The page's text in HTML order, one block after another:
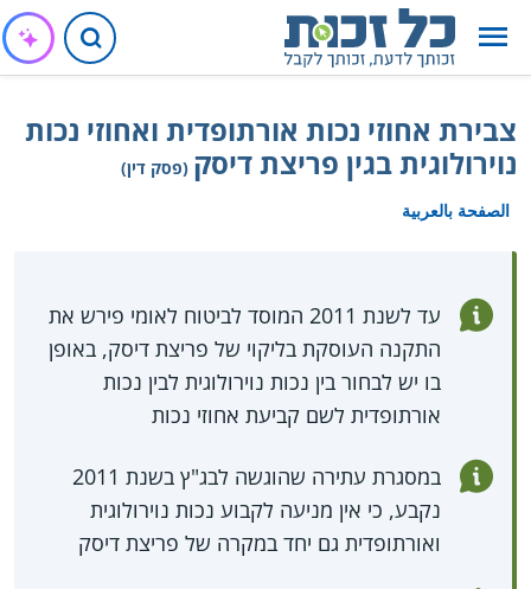
צבירת אחוזי נכות אורתופדית ואחוזי נכות
נוירולוגית בגין פריצת דיסק (פסק דין)
الصفحة بالعربية
עד לשנת 2011 המוסד לביטוח לאומי פירש את
התקנה העוסקת בליקוי של פריצת דיסק, באופן
בו יש לבחור בין נכות נוירולוגית לבין נכות
אורתופדית לשם קביעת אחוזי נכות
במסגרת עתירה שהוגשה לבג"ץ בשנת 2011
נקבע, כי אין מניעה לקבוע נכות נוירולוגית
ואורתופדית גם יחד במקרה של פריצת דיסק